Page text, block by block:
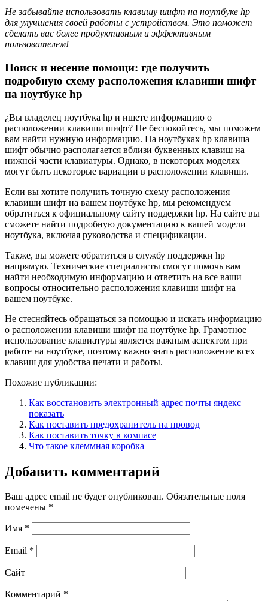
Не забывайте использовать клавишу шифт на ноутбуке hp
для улучшения своей работы с устройством. Это поможет
сделать вас более продуктивным и эффективным
пользователем!
Поиск и несение помощи: где получить
подробную схему расположения клавиши шифт
на ноутбуке hp
¿Вы владелец ноутбука hp и ищете информацию о
расположении клавиши шифт? Не беспокойтесь, мы поможем
вам найти нужную информацию. На ноутбуках hp клавиша
шифт обычно располагается вблизи буквенных клавиш на
нижней части клавиатуры. Однако, в некоторых моделях
могут быть некоторые вариации в расположении клавиши.
Если вы хотите получить точную схему расположения
клавиши шифт на вашем ноутбуке hp, мы рекомендуем
обратиться к официальному сайту поддержки hp. На сайте вы
сможете найти подробную документацию к вашей модели
ноутбука, включая руководства и спецификации.
Также, вы можете обратиться в службу поддержки hp
напрямую. Технические специалисты смогут помочь вам
найти необходимую информацию и ответить на все ваши
вопросы относительно расположения клавиши шифт на
вашем ноутбуке.
Не стесняйтесь обращаться за помощью и искать информацию
о расположении клавиши шифт на ноутбуке hp. Грамотное
использование клавиатуры является важным аспектом при
работе на ноутбуке, поэтому важно знать расположение всех
клавиш для удобства печати и работы.
Похожие публикации:
Как восстановить электронный адрес почты яндекс
показать
Как поставить предохранитель на провод
Как поставить точку в компасе
Что такое клеммная коробка
Добавить комментарий
Ваш адрес email не будет опубликован. Обязательные поля
помечены *
Имя *
Email *
Сайт
Комментарий *